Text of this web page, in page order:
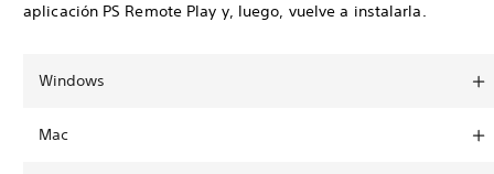
aplicación PS Remote Play y, luego, vuelve a instalarla.
Windows
Mac